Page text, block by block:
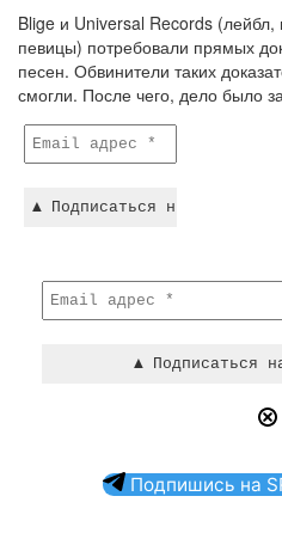
Blige и Universal Records
певицы) потребовали прямых
песен. Обвинители таких
смогли. После чего, дело было
Подпишись на